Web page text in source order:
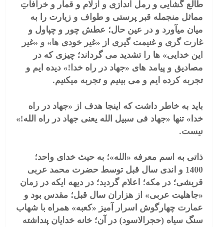
طالع گشایی و رمل اندازی و ازلام و قمار و خرافاتِ
مماثل منجمله قبر پرستی و طواف و زیارت را به
میان میآورد و در عین حال؛ عطش چور و چپاول و
غارت گری و غنیمت گیری از «غیر خودی ها» و «غیر
این خدایی» ها را تشدید می گرداند؛ چیزی که در
مصادیق و پیامد های «جهاد در راه خدا!» دیده ایم و
تجربه کرده ایم و می بینیم و تجربه میکنیم.
باید به خاطر داشت که اینجا هدف از «جهاد در راه
خدا» تنها «جهاد فی سبیل الله یعنی جهاد در راه الله!»
نیست.
ذاتی به اسم معرفه «الله»؛ به حیث خدای واحد؛
1400 و اندی سال قبل توسط حضرت محمد عربی
قریشی؛ در مکه؛ اعلام گردید؛ در دیهه ایکه در زمان
«جاهلیت عربی» از هزاران سال قبل؛ مقدس بود و
عمارت چهارگوش اسرار آمیز «کعبه» همراه با شهاب
سنگ سیاه (حجرالاسود) در آن؛ خانه خدایان پنداشته